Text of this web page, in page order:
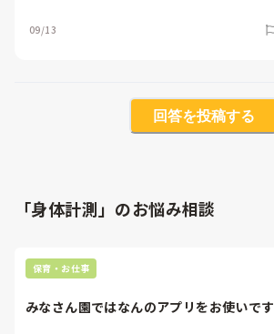
09/13
回答を投稿する
「身体計測」のお悩み相談
保育・お仕事
みなさん園ではなんのアプリをお使いで